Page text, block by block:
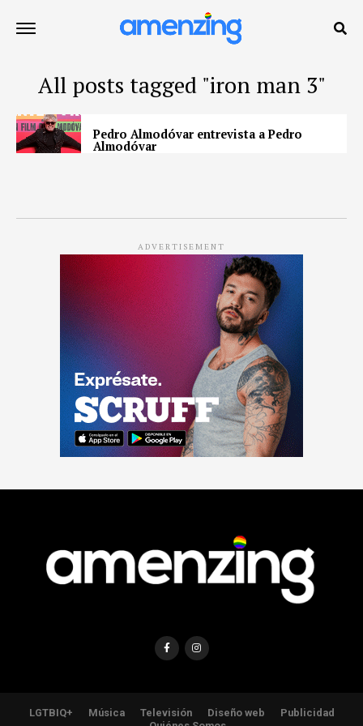
All posts tagged "iron man 3"
Pedro Almodóvar entrevista a Pedro
Almodóvar
ADVERTISEMENT
LGTBIQ+ Música Televisión Diseño web
Publicidad